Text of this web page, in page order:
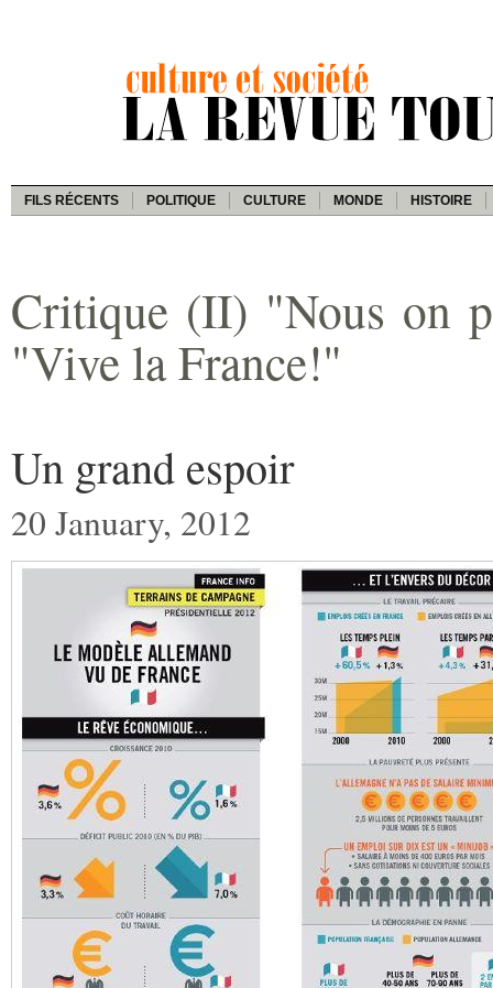
FILS RÉCENTS POLITIQUE CULTURE MONDE HISTOIRE
Critique (II) "Nous on
"Vive la France!"
Un grand espoir
20 January, 2012